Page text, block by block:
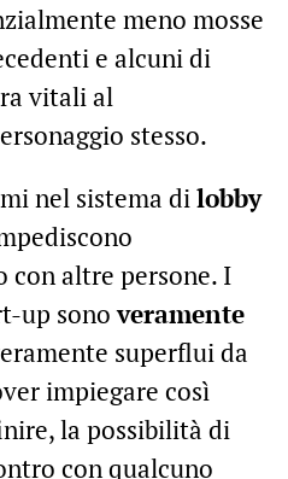
meno mosse
e alcuni di
vitali al
stesso.
nel sistema dilobby
altre persone. I
up sonoveramente
superflui da
impiegare così
la possibilità di
con qualcuno